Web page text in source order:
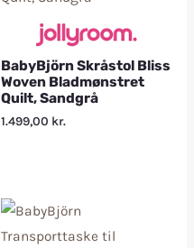
BabyBjörn Skråstol Bliss
Woven Bladmønstret
Quilt, Sandgrå
1.499,00 kr.